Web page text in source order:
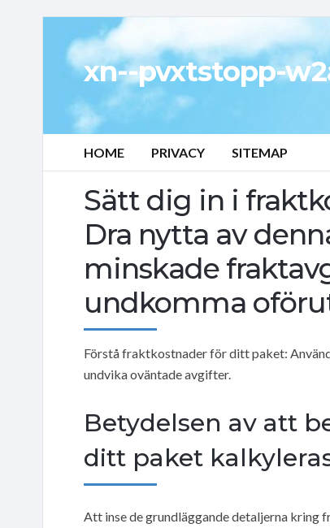
xn--pvxtstopp-
HOME PRIVACY SITEMAP
Sätt dig in i
Dra nytta av
minskade
undkomma
Förstå fraktkostnader för ditt paket:
undvika oväntade avgifter.
Betydelsen av att
ditt paket
Att inse de grundläggande detaljerna